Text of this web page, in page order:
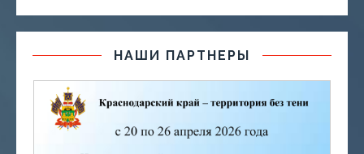
НАШИ ПАРТНЕРЫ